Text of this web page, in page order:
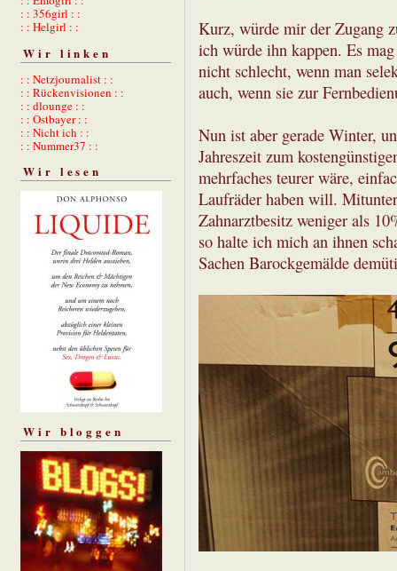
: : 356girl : :
: : Helgirl : :
Wir linken
: : Netzjournalist : :
: : Rückenvisionen : :
: : dlounge : :
: : Ostbayer : :
: : Nicht ich : :
: : Nummer37 : :
Wir lesen
Wir bloggen
Kurz, würde mir der Zugang
ich würde ihn kappen. Es
nicht schlecht, wenn man
auch, wenn sie zur
Nun ist aber gerade Winter,
Jahreszeit zum
mehrfaches teurer wäre,
Laufräder haben will.
Zahnarztbesitz weniger als
so halte ich mich an ihnen
Sachen Barockgemälde